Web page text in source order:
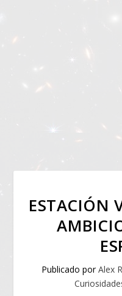
ESTACIÓN
Publicado porAlex